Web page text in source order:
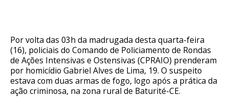
Por volta das 03h da madrugada desta quarta-feira
(16), policiais do Comando de Policiamento de Rondas
de Ações Intensivas e Ostensivas (CPRAIO) prenderam
por homicídio Gabriel Alves de Lima, 19. O suspeito
estava com duas armas de fogo, logo após a prática da
ação criminosa, na zona rural de Baturité-CE.